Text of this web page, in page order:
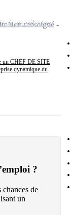
un CHEF DE SITE
dynamique du
Non renseigné
à ma sélection
?
de
un